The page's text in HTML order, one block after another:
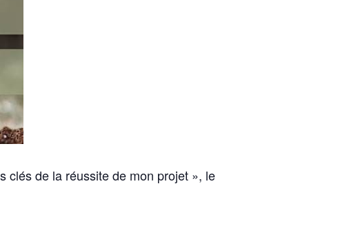
clés de la réussite de mon projet », le